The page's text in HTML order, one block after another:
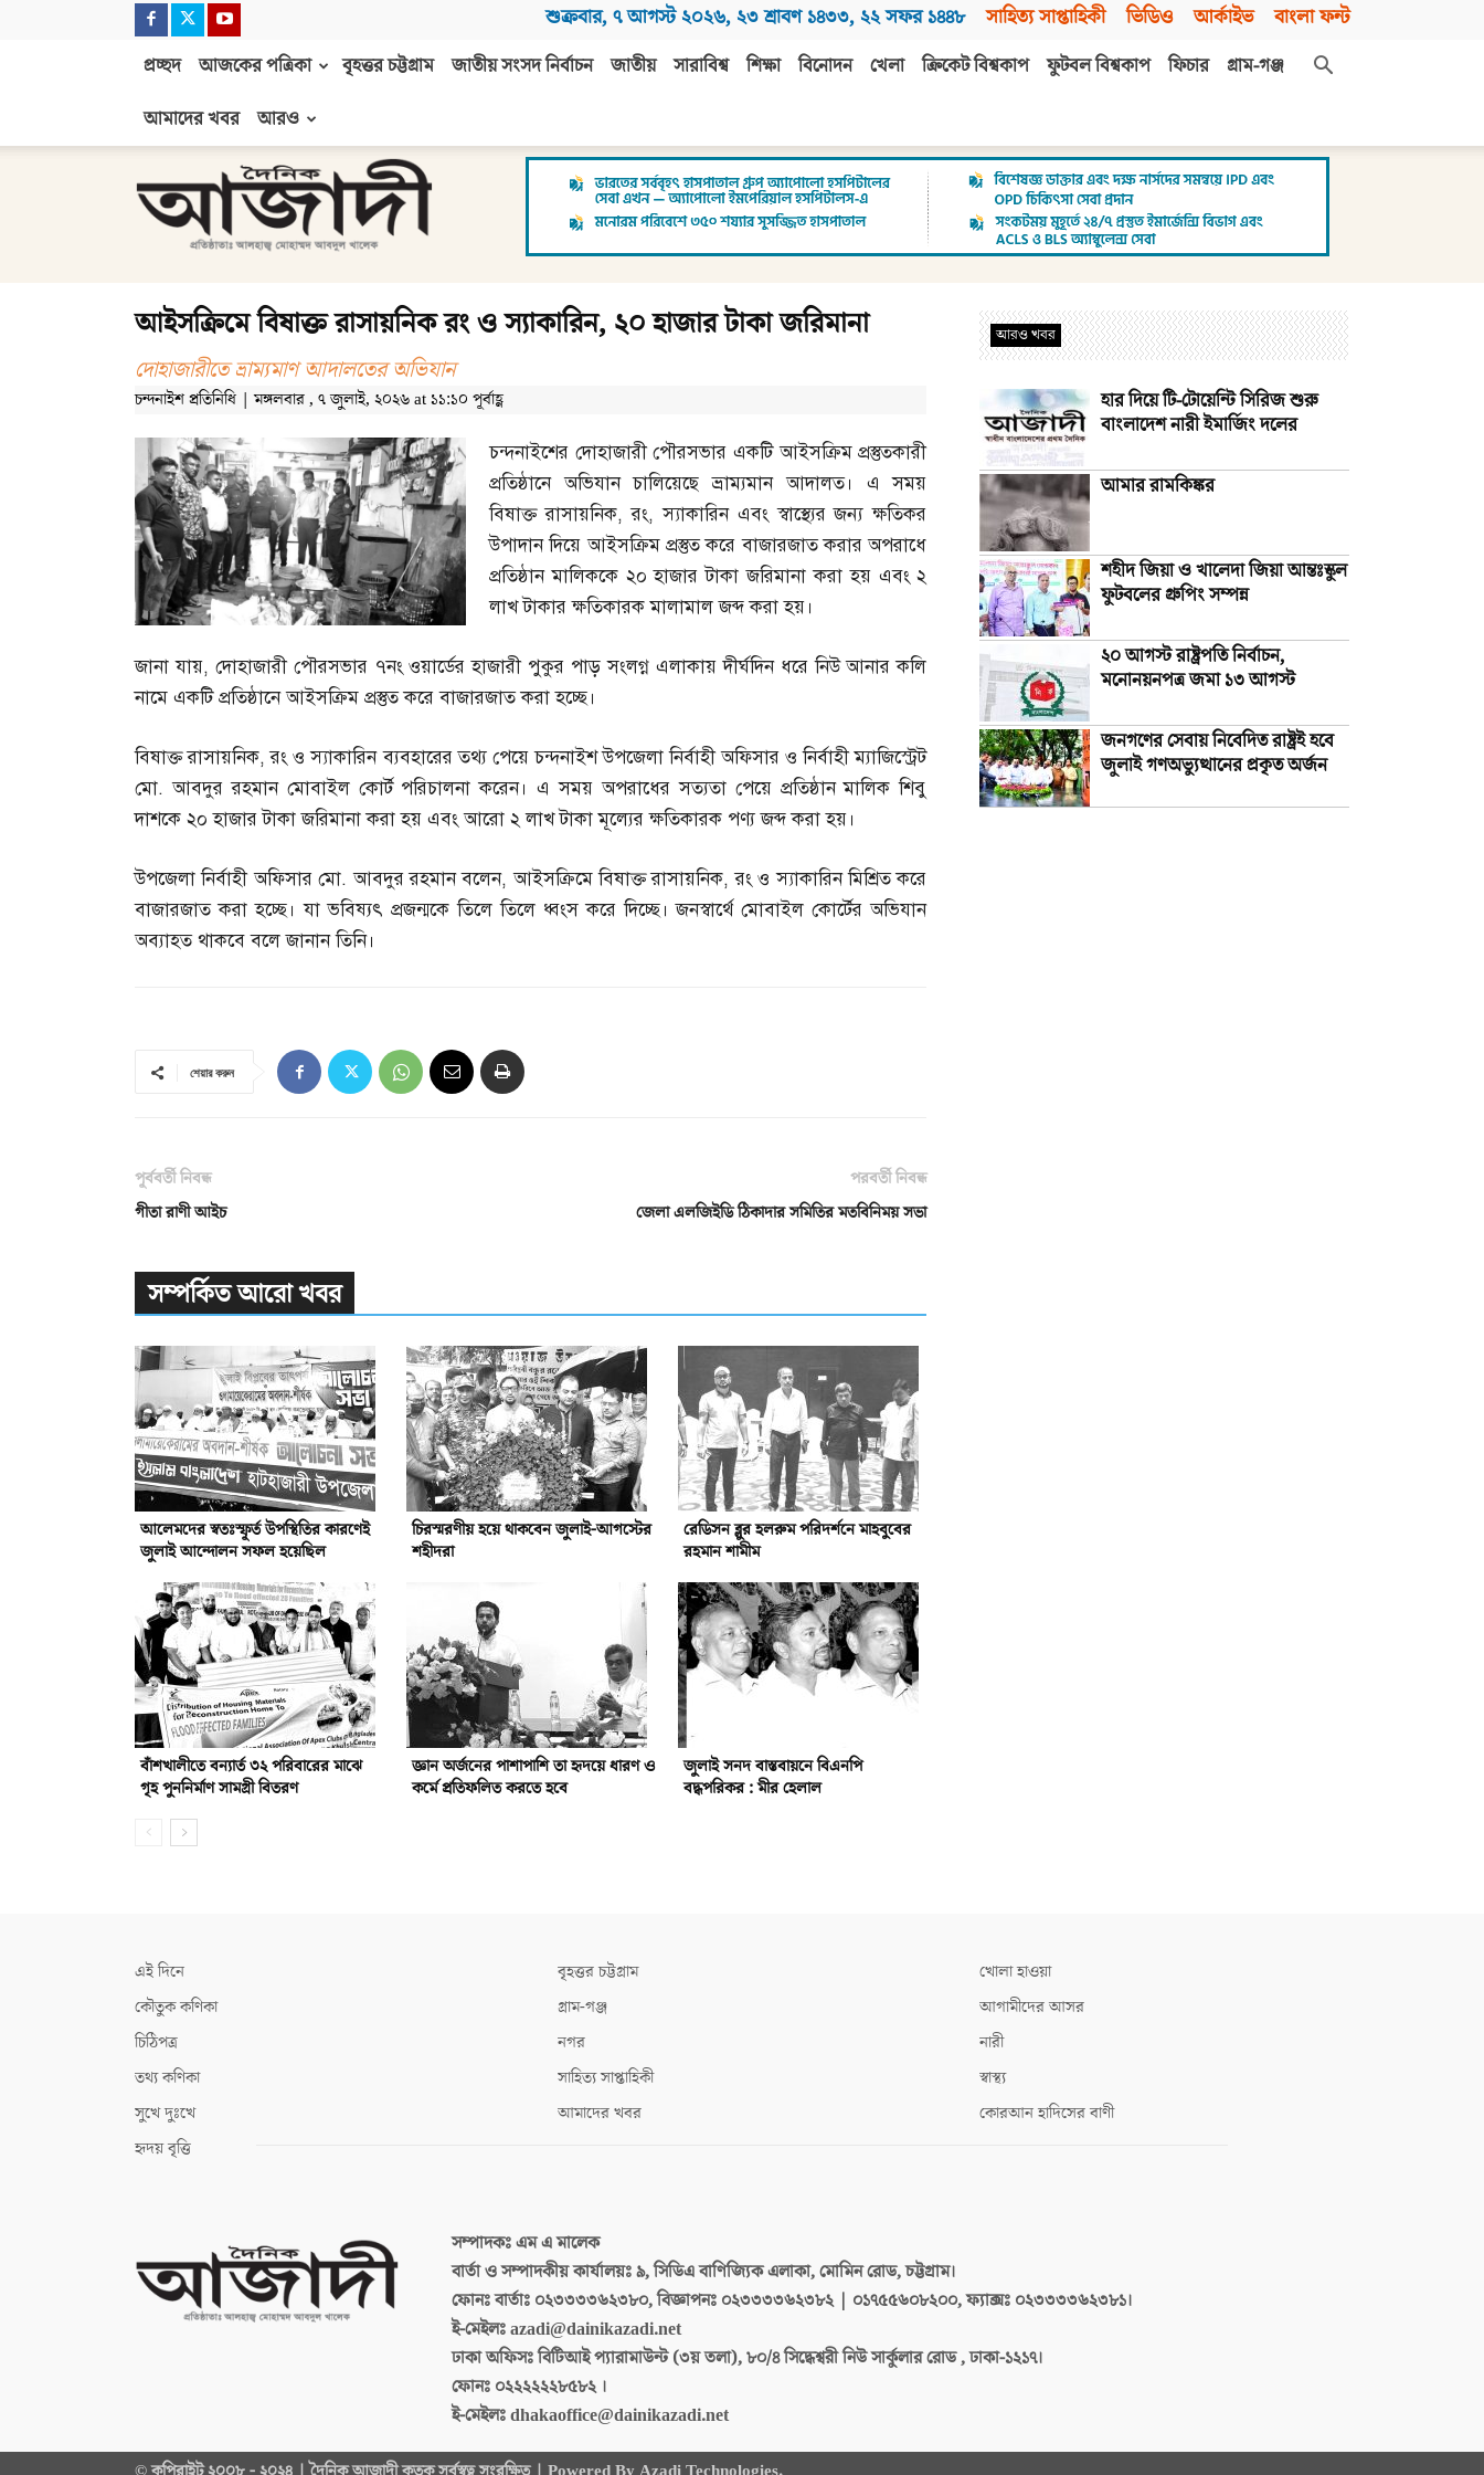
শুক্রবার, ৭ আগস্ট ২০২৬, ২৩ শ্রাবণ ১৪৩৩, ২২ সফর ১৪৪৮ সাহিত্য সাপ্তাহিকী ভিডিও আর্কাইভ বাংলা ফন্ট
প্রচ্ছদ আজকের পত্রিকা বৃহত্তর চট্টগ্রাম জাতীয় সংসদ নির্বাচন জাতীয় সারাবিশ্ব শিক্ষা বিনোদন খেলা ক্রিকেট বিশ্বকাপ ফুটবল বিশ্বকাপ ফিচার
গ্রাম-গঞ্জ
আমাদের খবর
আরও
আজাদী
আইসক্রিমে বিষাক্ত রাসায়নিক রং ও স্যাকারিন, ২০ হাজার টাকা জরিমানা
দোহাজারীতে ভ্রাম্যমাণ আদালতের অভিযান
চন্দনাইশ প্রতিনিধি | মঙ্গলবার , ৭ জুলাই, ২০২৬ at ১১:১০ পূর্বাহ্ণ
চন্দনাইশের দোহাজারী পৌরসভার একটি আইসক্রিম প্রস্তুতকারী
প্রতিষ্ঠানে অভিযান চালিয়েছে ভ্রাম্যমান আদালত। এ সময়
বিষাক্ত রাসায়নিক,রং,স্যাকারিন এবং স্বাস্থ্যের জন্য ক্ষতিকর
উপাদান দিয়ে আইসক্রিম প্রস্তুত করে বাজারজাত করার অপরাধে
প্রতিষ্ঠান মালিককে ২০ হাজার টাকা জরিমানা করা হয় এবং ২
লাখ টাকার ক্ষতিকারক মালামাল জব্দ করা হয়।
জানা যায়, দোহাজারী পৌরসভার ৭নং ওয়ার্ডের হাজারী পুকুর পাড় সংলগ্ন এলাকায় দীর্ঘদিন ধরে নিউ আনার কলি
নামে একটি প্রতিষ্ঠানে আইসক্রিম প্রস্তুত করে বাজারজাত করা হচ্ছে।
বিষাক্ত রাসায়নিক,রং ও স্যাকারিন ব্যবহারের তথ্য পেয়ে চন্দনাইশ উপজেলা নির্বাহী অফিসার ও নির্বাহী ম্যাজিস্ট্রেট
মো.আবদুর রহমান মোবাইল কোর্ট পরিচালনা করেন। এ সময় অপরাধের সত্যতা পেয়ে প্রতিষ্ঠান মালিক শিবু
দাশকে ২০ হাজার টাকা জরিমানা করা হয় এবং আরো ২ লাখ টাকা মূল্যের ক্ষতিকারক পণ্য জব্দ করা হয়।
উপজেলা নির্বাহী অফিসার মো.আবদুর রহমান বলেন,আইসক্রিমে বিষাক্ত রাসায়নিক,রং ও স্যাকারিন মিশ্রিত করে
বাজারজাত করা হচ্ছে। যা ভবিষ্যৎ প্রজন্মকে তিলে তিলে ধ্বংস করে দিচ্ছে। জনস্বার্থে মোবাইল কোর্টের অভিযান
অব্যাহত থাকবে বলে জানান তিনি।
শেয়ার করুন
পূর্ববর্তী নিবন্ধ
গীতা রাণী আইচ
পরবর্তী নিবন্ধ
জেলা এলজিইডি ঠিকাদার সমিতির মতবিনিময় সভা
সম্পর্কিত আরো খবর
আলেমদের স্বতঃস্ফূর্ত উপস্থিতির কারণেই
জুলাই আন্দোলন সফল হয়েছিল
চিরস্মরণীয় হয়ে থাকবেন জুলাই-আগস্টের
শহীদরা
রেডিসন ব্লুর হলরুম পরিদর্শনে মাহবুবের
রহমান শামীম
বাঁশখালীতে বন্যার্ত ৩২ পরিবারের মাঝে
গৃহ পুননির্মাণ সামগ্রী বিতরণ
জ্ঞান অর্জনের পাশাপাশি তা হৃদয়ে ধারণ ও
কর্মে প্রতিফলিত করতে হবে
জুলাই সনদ বাস্তবায়নে বিএনপি
বদ্ধপরিকর : মীর হেলাল
আরও খবর
হার দিয়ে টি-টোয়েন্টি সিরিজ শুরু
বাংলাদেশ নারী ইমার্জিং দলের
আমার রামকিঙ্কর
শহীদ জিয়া ও খালেদা জিয়া আন্তঃস্কুল
ফুটবলের গ্রুপিং সম্পন্ন
২০ আগস্ট রাষ্ট্রপতি নির্বাচন,
মনোনয়নপত্র জমা ১৩ আগস্ট
জনগণের সেবায় নিবেদিত রাষ্ট্রই হবে
জুলাই গণঅভ্যুত্থানের প্রকৃত অর্জন
এই দিনে
কৌতুক কণিকা
চিঠিপত্র
তথ্য কণিকা
সুখে দুঃখে
হৃদয় বৃত্তি
বৃহত্তর চট্টগ্রাম
গ্রাম-গঞ্জ
নগর
সাহিত্য সাপ্তাহিকী
আমাদের খবর
খোলা হাওয়া
আগামীদের আসর
নারী
স্বাস্থ্য
কোরআন হাদিসের বাণী
সম্পাদকঃএম এ মালেক
বার্তা ও সম্পাদকীয় কার্যালয়ঃ৯, সিডিএ বাণিজ্যিক এলাকা, মোমিন রোড, চট্টগ্রাম।
ফোনঃ বার্তাঃ ০২৩৩৩৩৬২৩৮০, বিজ্ঞাপনঃ ০২৩৩৩৩৬২৩৮২ | ০১৭৫৫৬০৮২০০, ফ্যাক্সঃ ০২৩৩৩৩৬২৩৮১।
ই-মেইলঃazadi@dainikazadi.net
ঢাকা অফিসঃবিটিআই প্যারামাউন্ট (৩য় তলা), ৮০/৪ সিদ্ধেশ্বরী নিউ সার্কুলার রোড , ঢাকা-১২১৭।
ফোনঃ ০২২২২২২৮৫৮২ ।
ই-মেইলঃdhakaoffice@dainikazadi.net